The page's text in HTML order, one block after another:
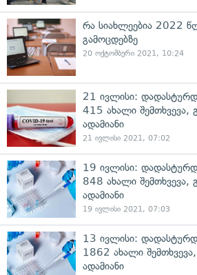
რა სიახლეებია 2022
გამოცდებზე
20 ოქტომბერი 2021, 10:24
21 ივლისი:
415 ახალი შემთხვევა,
ადამიანი
21 ივლისი 2021, 07:02
19 ივლისი:
848 ახალი შემთხვევა,
ადამიანი
19 ივლისი 2021, 07:03
13 ივლისი:
1862 ახალი
ადამიანი